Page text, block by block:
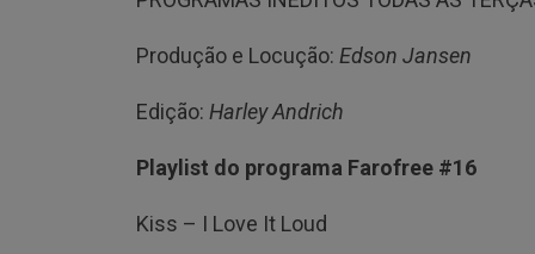
Produção e Locução: Edson Jansen
Edição: Harley Andrich
Playlist do programa Farofree #16
Kiss – I Love It Loud